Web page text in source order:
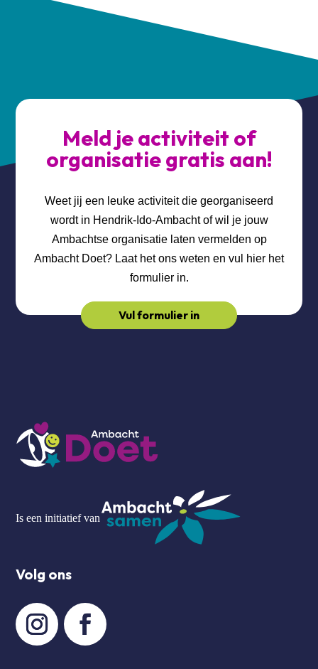
Meld je activiteit of
organisatie gratis aan!
Weet jij een leuke activiteit die georganiseerd
wordt in Hendrik-Ido-Ambacht of wil je jouw
Ambachtse organisatie laten vermelden op
Ambacht Doet? Laat het ons weten en vul hier het
formulier in.
Vul formulier in
Is een initiatief van
Volg ons